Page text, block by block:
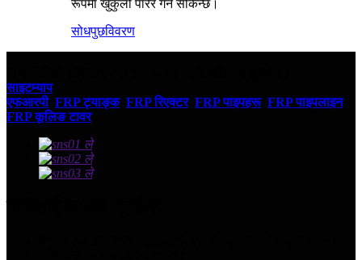
रूपमा खुकुलो पारेर गर्न सकिन्छ।
सोधपुछविवरण
साइटम्याप
एफआरपी, FRP ट्याङ्क, FRP रिएक्टर, FRP पाइपहरू, FRP पाइपलाइन,
FRP कूलिङ टावर,